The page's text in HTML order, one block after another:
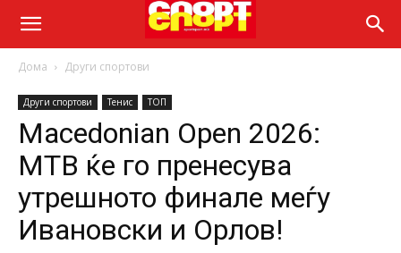
Дома Други спортови
Други спортови Тенис ТОП
Macedonian Open 2026:
МТВ ќе го пренесува
утрешното финале меѓу
Ивановски и Орлов!